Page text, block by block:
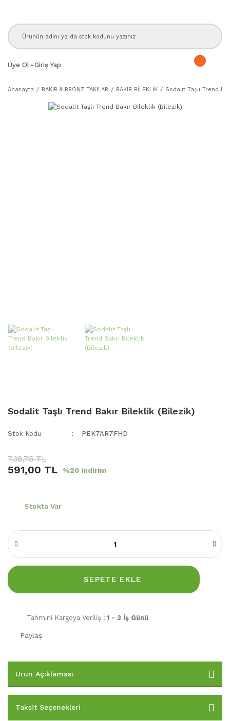
Üye Ol - Giriş Yap
Anasayfa BAKIR & BRONZ TAKILAR BAKIR BİLEKLİK Sodalit Taşlı Trend
Sodalit Taşlı Trend Bakır Bileklik (Bilezik)
Stok Kodu PEK7AR7FHD
738,75 TL
591,00 TL %20 indirim
Stokta Var
SEPETE EKLE
Tahmini Kargoya Veriliş : 1 - 3 İş Günü
Paylaş
Ürün Açıklaması
Taksit Seçenekleri